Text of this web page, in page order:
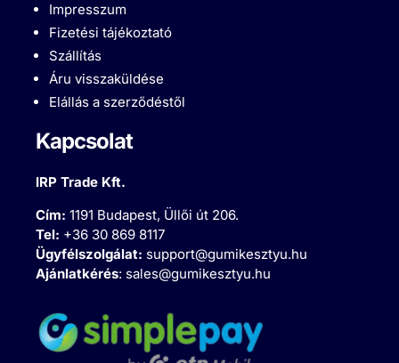
Impresszum
Fizetési tájékoztató
Szállítás
Áru visszaküldése
Elállás a szerződéstől
Kapcsolat
IRP Trade Kft.
Cím:1191 Budapest, Üllői út 206.
Tel: +36 30 869 8117
Ügyfélszolgálat: support@gumikesztyu.hu
Ajánlatkérés: sales@gumikesztyu.hu